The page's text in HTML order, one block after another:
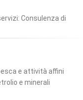
Consulenza di
ICT (Consulenza,
Banche e Finanzarie
Pubblicità
e Assistenza
e attività affini
e minerali